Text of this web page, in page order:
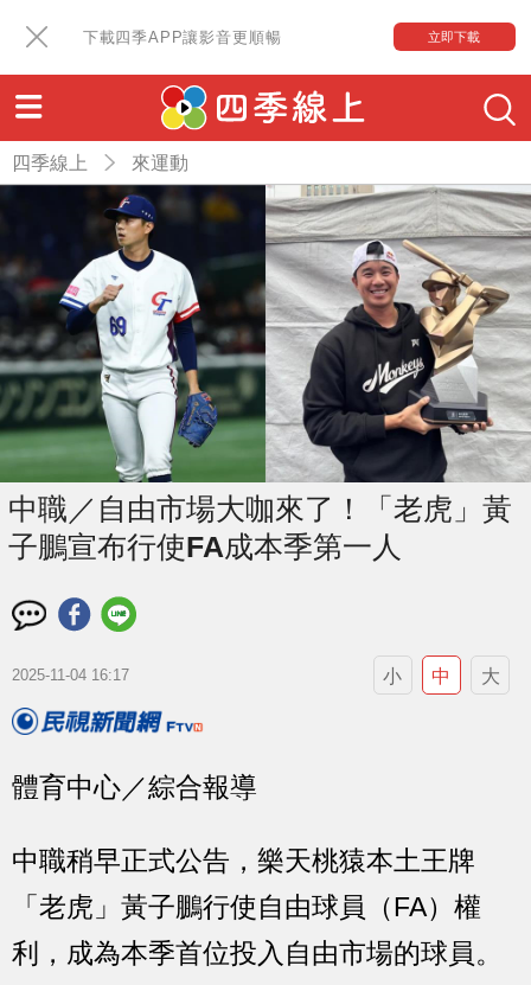
下載四季APP讓影音更順暢 立即下載
四季線上 來運動
中職／自由市場大咖來了！「老虎」黃
子鵬宣布行使FA成本季第一人
2025-11-04 16:17 小 中 大
體育中心／綜合報導
中職稍早正式公告，樂天桃猿本土王牌
「老虎」黃子鵬行使自由球員（FA）權
利，成為本季首位投入自由市場的球員。